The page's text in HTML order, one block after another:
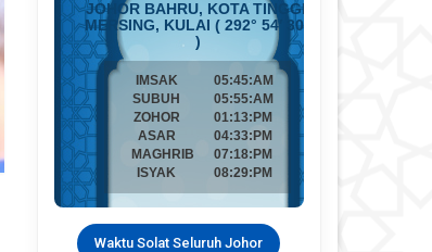
Waktu Solat Seluruh Johor